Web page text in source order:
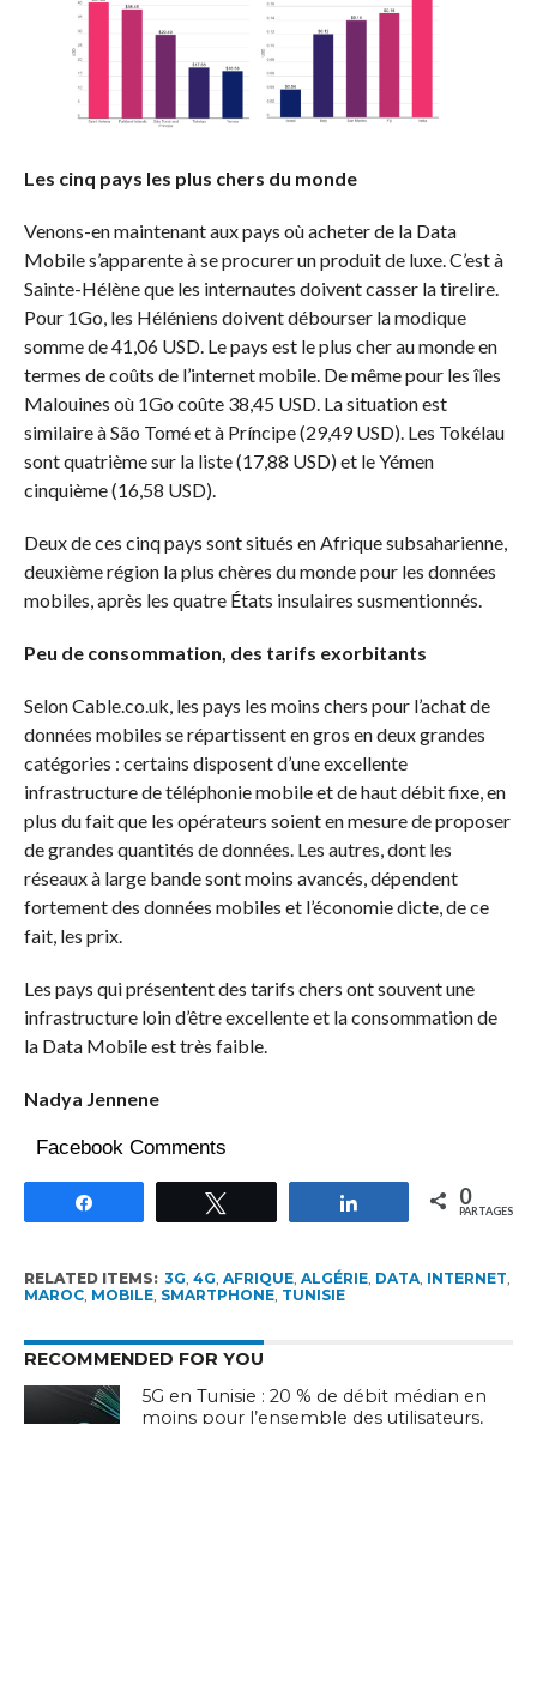
Les cinq pays les plus chers du monde
Venons-en maintenant aux pays où acheter de la Data
Mobile s’apparente à se procurer un produit de luxe.C’est à
Sainte-Hélène que les internautes doivent casser la tirelire.
Pour 1Go, les Héléniens doivent débourser la modique
somme de 41,06 USD.Le pays est le plus cher au monde en
termes de coûts de l’internet mobile.De même pour les îles
Malouines où 1Go coûte 38,45 USD.La situation est
similaire à São Tomé et à Príncipe(29,49 USD).Les Tokélau
sont quatrième sur la liste(17,88 USD)et le Yémen
cinquième(16,58 USD).
Deux de ces cinq pays sont situés en Afrique subsaharienne,
deuxième région la plus chères du monde pour les données
mobiles, après les quatre États insulaires susmentionnés.
Peu de consommation, des tarifs exorbitants
SelonCable.co.uk, les pays les moins chers pour l’achat de
données mobiles se répartissent en gros en deux grandes
catégories : certains disposent d’une excellente
infrastructure de téléphonie mobile et de haut débit fixe, en
plus du fait que les opérateurs soient en mesure de proposer
de grandes quantités de données.Les autres, dont les
réseaux à large bande sont moins avancés, dépendent
fortement des données mobiles et l’économie dicte, de ce
fait, les prix.
Les pays qui présentent des tarifs chers ont souvent une
infrastructure loin d’être excellente et la consommation de
la Data Mobile est très faible.
Nadya Jennene
Facebook Comments
Partagez 0
PARTAGES
RELATED ITEMS: 3G, 4G, AFRIQUE, ALGÉRIE, DATA, INTERNET,
MAROC, MOBILE, SMARTPHONE, TUNISIE
RECOMMENDED FOR YOU
5G en Tunisie : 20 % de débit médian en
moins pour l’ensemble des utilisateurs,